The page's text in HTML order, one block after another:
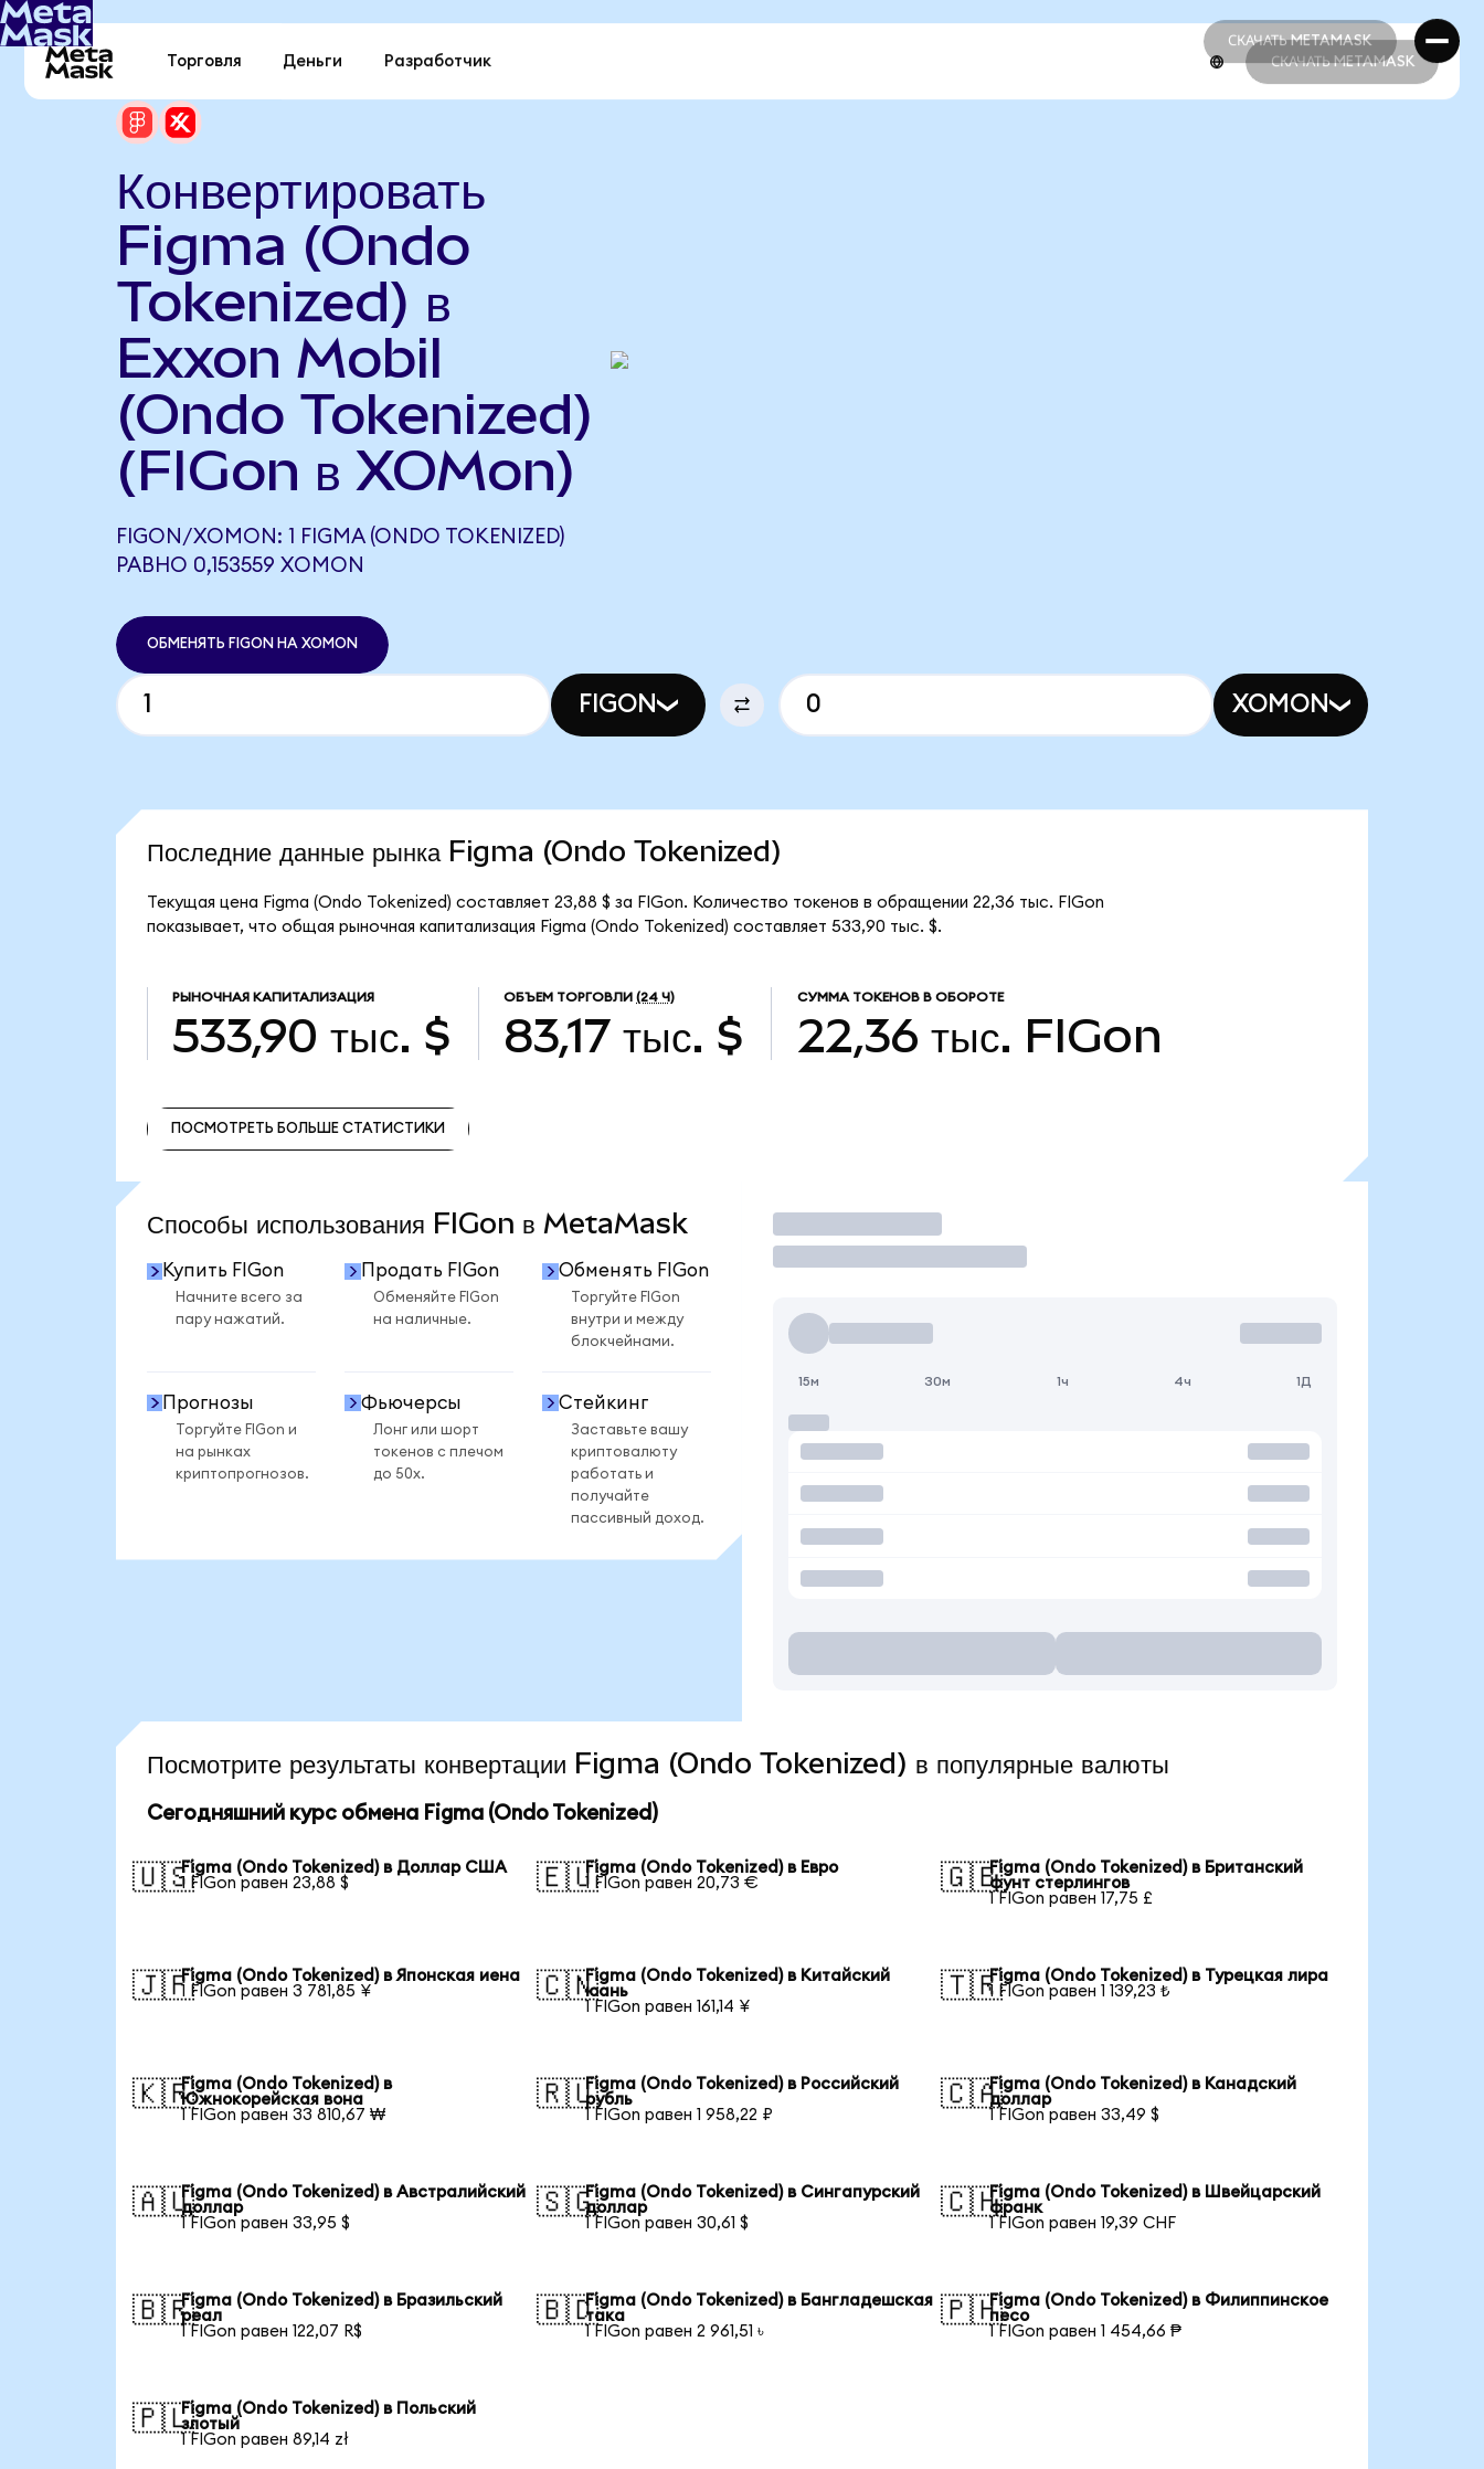
СКАЧАТЬ METAMASK
СКАЧАТЬ METAMASK
Торговля Деньги Разработчик СКАЧАТЬ METAMASK
Конвертировать
Figma (Ondo
Tokenized) в
Exxon Mobil
(Ondo Tokenized)
(FIGon в XOMon)
FIGON/XOMON: 1 FIGMA (ONDO TOKENIZED)
РАВНО 0,153559 XOMON
ОБМЕНЯТЬ FIGON НА XOMON
FIGON XOMON
Последние данные рынка Figma (Ondo Tokenized)
Текущая цена Figma (Ondo Tokenized) составляет 23,88 $ за FIGon. Количество токенов в обращении 22,36 тыс. FIGon
показывает, что общая рыночная капитализация Figma (Ondo Tokenized) составляет 533,90 тыс. $.
РЫНОЧНАЯ КАПИТАЛИЗАЦИЯ
533,90 тыс. $
ОБЪЕМ ТОРГОВЛИ (24 Ч)
83,17 тыс. $
СУММА ТОКЕНОВ В ОБОРОТЕ
22,36 тыс. FIGon
ПОСМОТРЕТЬ БОЛЬШЕ СТАТИСТИКИ
Способы использования FIGon в MetaMask
Купить FIGon
Начните всего за
пару нажатий.
Продать FIGon
Обменяйте FIGon
на наличные.
Обменять FIGon
Торгуйте FIGon
внутри и между
блокчейнами.
Прогнозы
Торгуйте FIGon и
на рынках
криптопрогнозов.
Фьючерсы
Лонг или шорт
токенов с плечом
до 50x.
Стейкинг
Заставьте вашу
криптовалюту
работать и
получайте
пассивный доход.
Торговать
15м 30м 1ч 4ч 1Д
Посмотрите результаты конвертации Figma (Ondo Tokenized) в популярные валюты
Сегодняшний курс обмена Figma (Ondo Tokenized)
🇺🇸Figma (Ondo Tokenized) в Доллар США
1 FIGon равен 23,88 $
🇪🇺Figma (Ondo Tokenized) в Евро
1 FIGon равен 20,73 €
🇬🇧Figma (Ondo Tokenized) в Британский
фунт стерлингов
1 FIGon равен 17,75 £
🇯🇵Figma (Ondo Tokenized) в Японская иена
1 FIGon равен 3 781,85 ¥
🇨🇳Figma (Ondo Tokenized) в Китайский
юань
1 FIGon равен 161,14 ¥
🇹🇷Figma (Ondo Tokenized) в Турецкая лира
1 FIGon равен 1 139,23 ₺
🇰🇷Figma (Ondo Tokenized) в
Южнокорейская вона
1 FIGon равен 33 810,67 ₩
🇷🇺Figma (Ondo Tokenized) в Российский
рубль
1 FIGon равен 1 958,22 ₽
🇨🇦Figma (Ondo Tokenized) в Канадский
доллар
1 FIGon равен 33,49 $
🇦🇺Figma (Ondo Tokenized) в Австралийский
доллар
1 FIGon равен 33,95 $
🇸🇬Figma (Ondo Tokenized) в Сингапурский
доллар
1 FIGon равен 30,61 $
🇨🇭Figma (Ondo Tokenized) в Швейцарский
франк
1 FIGon равен 19,39 CHF
🇧🇷Figma (Ondo Tokenized) в Бразильский
реал
1 FIGon равен 122,07 R$
🇧🇩Figma (Ondo Tokenized) в Бангладешская
така
1 FIGon равен 2 961,51 ৳
🇵🇭Figma (Ondo Tokenized) в Филиппинское
песо
1 FIGon равен 1 454,66 ₱
🇵🇱Figma (Ondo Tokenized) в Польский
злотый
1 FIGon равен 89,14 zł